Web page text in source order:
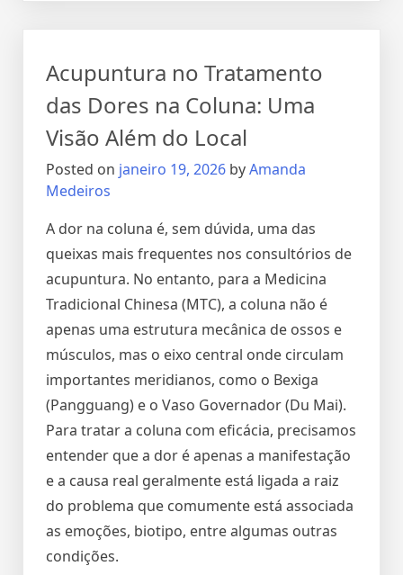
Acupuntura no Tratamento
das Dores na Coluna: Uma
Visão Além do Local
Posted on janeiro 19, 2026 byAmanda
Medeiros
A dor na coluna é, sem dúvida, uma das
queixas mais frequentes nos consultórios de
acupuntura. No entanto, para a Medicina
Tradicional Chinesa (MTC), a coluna não é
apenas uma estrutura mecânica de ossos e
músculos, mas o eixo central onde circulam
importantes meridianos, como o Bexiga
(Pangguang) e o Vaso Governador (Du Mai).
Para tratar a coluna com eficácia, precisamos
entender que a dor é apenas a manifestação
e a causa real geralmente está ligada a raiz
do problema que comumente está associada
as emoções, biotipo, entre algumas outras
condições.